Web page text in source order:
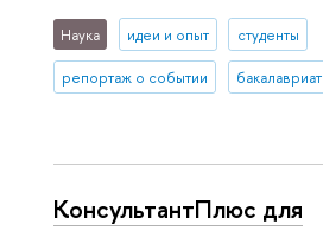
Наука идеи и опыт студенты
репортаж о событии бакалавриат
КонсультантПлюс для